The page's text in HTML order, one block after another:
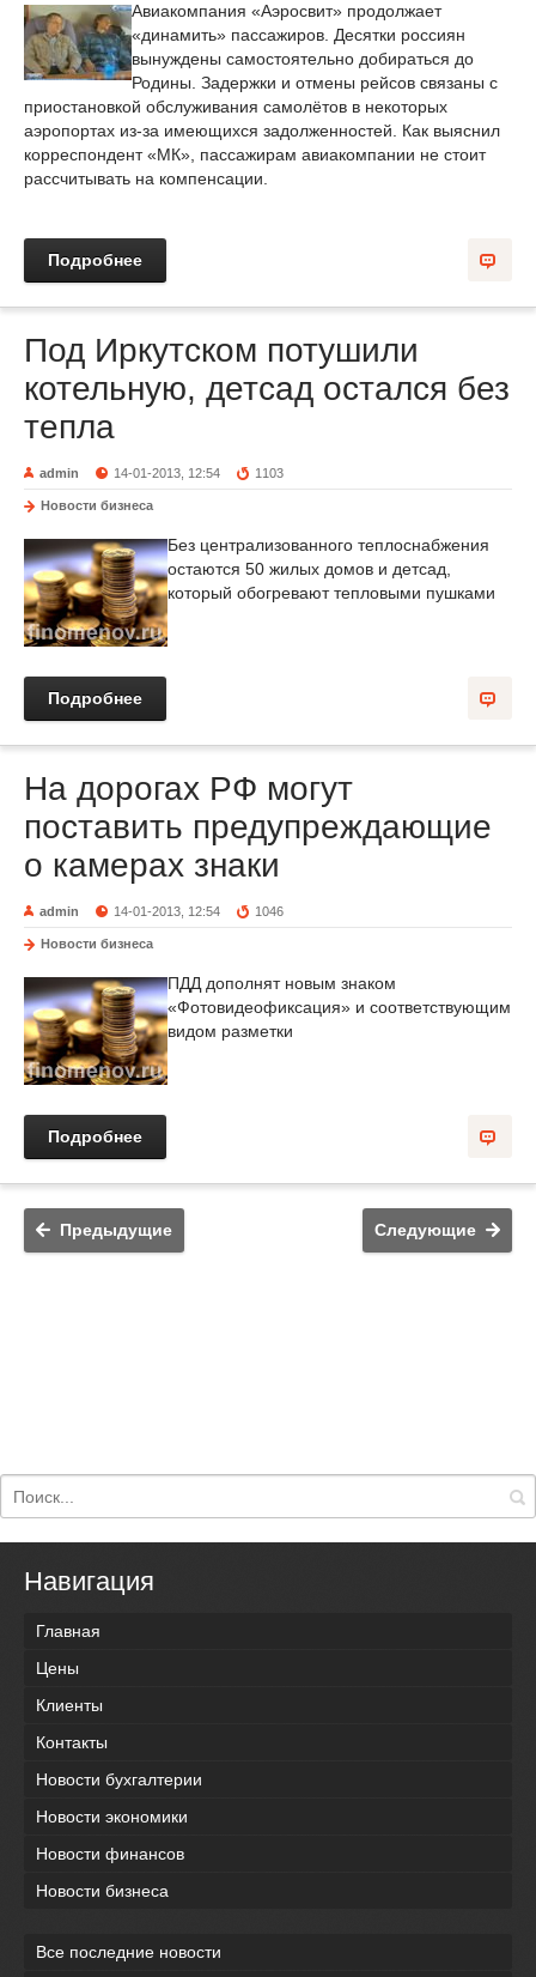
Авиакомпания «Аэросвит» продолжает
«динамить» пассажиров. Десятки россиян
вынуждены самостоятельно добираться до
Родины. Задержки и отмены рейсов связаны с
приостановкой обслуживания самолётов в некоторых
аэропортах из-за имеющихся задолженностей. Как выяснил
корреспондент «МК», пассажирам авиакомпании не стоит
рассчитывать на компенсации.
Подробнее
Под Иркутском потушили
котельную, детсад остался без
тепла
admin 14-01-2013, 12:54 1103
Новости бизнеса
Без централизованного теплоснабжения
остаются 50 жилых домов и детсад,
который обогревают тепловыми пушками
Подробнее
На дорогах РФ могут
поставить предупреждающие
о камерах знаки
admin 14-01-2013, 12:54 1046
Новости бизнеса
ПДД дополнят новым знаком
«Фотовидеофиксация» и соответствующим
видом разметки
Подробнее
Предыдущие Следующие
Навигация
Главная
Цены
Клиенты
Контакты
Новости бухгалтерии
Новости экономики
Новости финансов
Новости бизнеса
Все последние новости